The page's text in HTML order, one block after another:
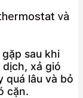
và
sau khi
xả gió
quá lâu và bỏ
cặn.